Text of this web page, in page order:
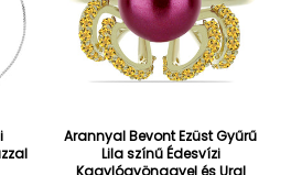
Arannyal Bevont Ezüst Gyűrű
Lila színű Édesvízi
Kagylógyönggyel és Ural